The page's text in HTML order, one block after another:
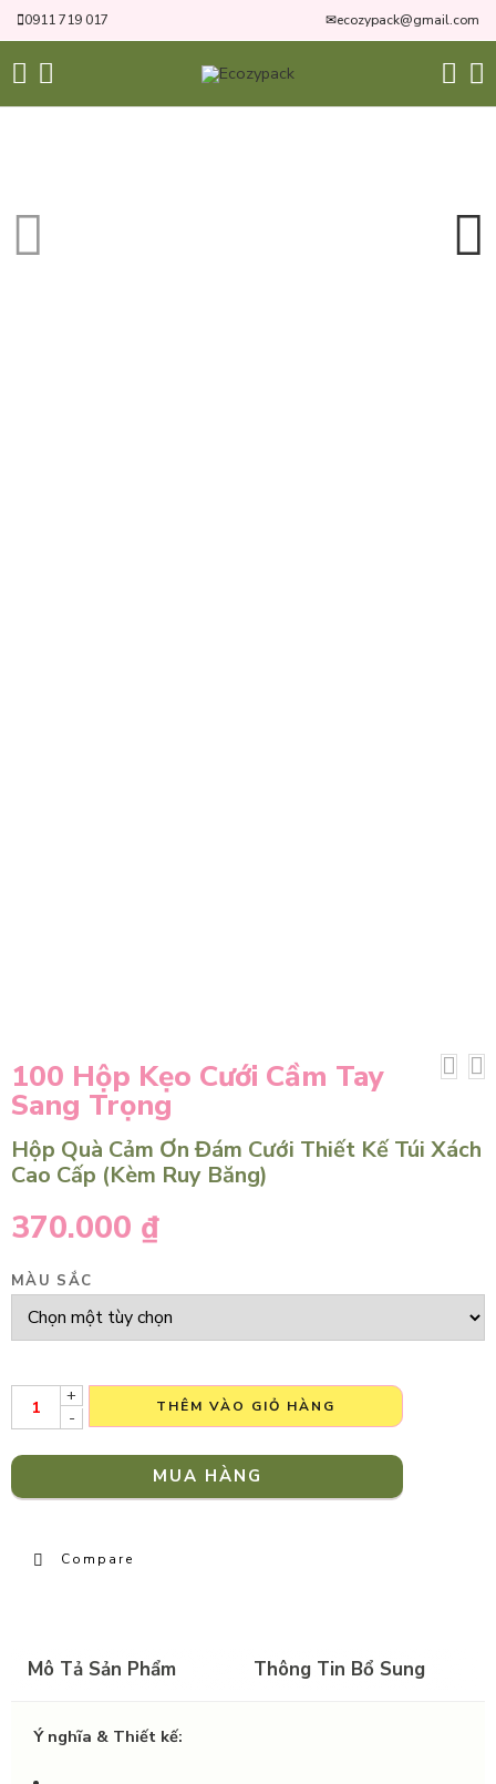
0911 719 017 ✉ecozypack@gmail.com
100 Hộp Kẹo Cưới Cầm Tay
Sang Trọng
Hộp Quà Cảm Ơn Đám Cưới Thiết Kế Túi Xách
Cao Cấp (Kèm Ruy Băng)
370.000 ₫
MÀU SẮC
+
-
THÊM VÀO GIỎ HÀNG
MUA HÀNG
Compare
Mô Tả Sản Phẩm Thông Tin Bổ Sung
Ý nghĩa & Thiết kế: